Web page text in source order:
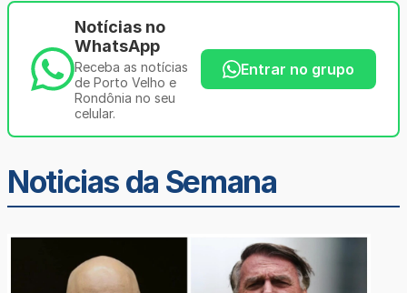
Notícias no
WhatsApp
Receba as notícias
de Porto Velho e
Rondônia no seu
celular.
Entrar no grupo
Noticias da Semana